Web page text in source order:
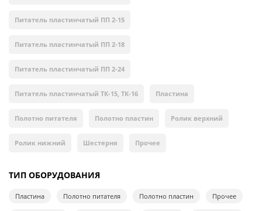
Питатель пластинчатый ПП 2-15
Питатель пластинчатый ПП 2-18
Питатель пластинчатый ПП 2-24
Питатель пластинчатый ТК-15, ТК-16 Пластина
Полотно питателя Полотно пластин Ролик верхний
Ролик нижний Шестерня Прочее
ТИП ОБОРУДОВАНИЯ
Пластина Полотно питателя Полотно пластин Прочее